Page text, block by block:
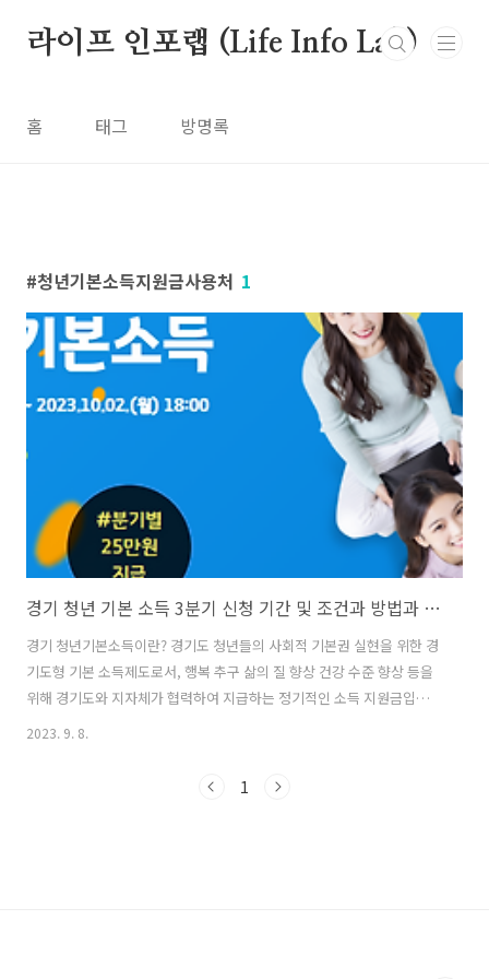
라이프 인포랩 (Life Info Lab)
홈 태그 방명록
청년기본소득지원금사용처 1
경기 청년 기본 소득 3분기 신청 기간 및 조건과 방법과 지원금 사용처
경기 청년기본소득이란? 경기도 청년들의 사회적 기본권 실현을 위한 경
기도형 기본 소득제도로서, 행복 추구 삶의 질 향상 건강 수준 향상 등을
위해 경기도와 지자체가 협력하여 지급하는 정기적인 소득 지원금입니
다. 경기 청년기본소득 신청기간 및 조건 신청기간 : 2023. 9. 01 (금)
(최근 3년 이상 계속 또는 합산 10년 이상인 자) 2️⃣ 1998년 7월 2일 ~
2023. 9. 8.
1